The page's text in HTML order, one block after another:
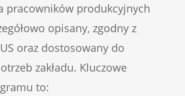
pracowników produkcyjnych
opisany, zgodny z
oraz dostosowany do
zakładu. Kluczowe
to: